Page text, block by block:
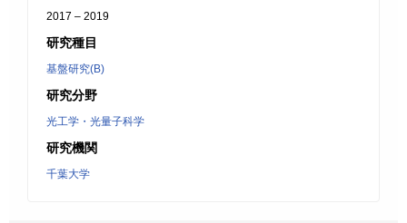
2017 – 2019
研究種目
基盤研究(B)
研究分野
光工学・光量子科学
研究機関
千葉大学